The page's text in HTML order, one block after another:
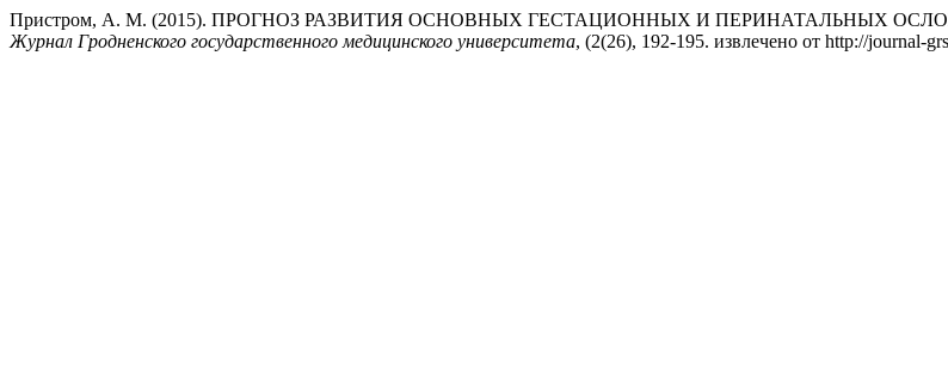
Пристром, А. М. (2015). ПРОГНОЗ РАЗВИТИЯ ОСНОВНЫХ ГЕСТАЦИОННЫХ И ПЕРИНАТАЛЬНЫХ
Журнал Гродненского государственного медицинского университета, (2(26), 192-195. извлечено от http://journal-